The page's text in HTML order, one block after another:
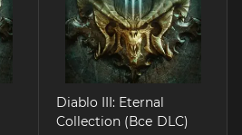
Diablo III: Eternal
Collection (Все DLC)